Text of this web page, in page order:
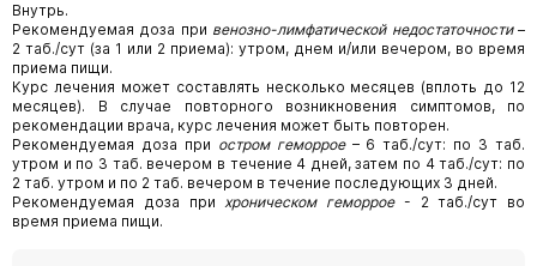
Внутрь.
Рекомендуемая доза при венозно-лимфатической недостаточности–
2 таб./сут (за 1 или 2 приема): утром, днем и/или вечером, во время
приема пищи.
Курс лечения может составлять несколько месяцев (вплоть до 12
месяцев). В случае повторного возникновения симптомов, по
рекомендации врача, курс лечения может быть повторен.
Рекомендуемая доза при остром геморрое– 6 таб./сут: по 3 таб.
утром и по 3 таб. вечером в течение 4 дней, затем по 4 таб./сут: по
2 таб. утром и по 2 таб. вечером в течение последующих 3 дней.
Рекомендуемая доза прихроническом геморрое- 2 таб./сут во
время приема пищи.